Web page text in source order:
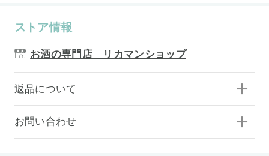
ストア情報
お酒の専門店 リカマンショップ
返品について
お問い合わせ